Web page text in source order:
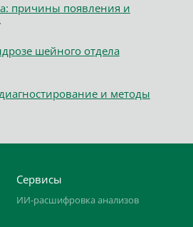
причины появления и
шейного отдела
и методы
Сервисы
ИИ-расшифровка анализов